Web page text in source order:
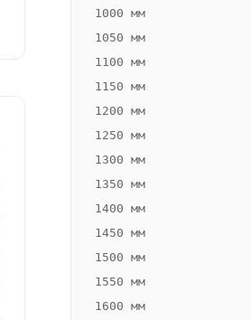
1000 мм
1050 мм
1100 мм
1150 мм
1200 мм
1250 мм
1300 мм
1350 мм
1400 мм
1450 мм
1500 мм
1550 мм
1600 мм